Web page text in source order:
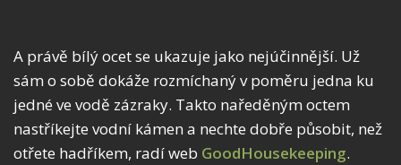
A právě bílý ocet se ukazuje jako nejúčinnější. Už
sám o sobě dokáže rozmíchaný v poměru jedna ku
jedné ve vodě zázraky. Takto naředěným octem
nastříkejte vodní kámen a nechte dobře působit, než
otřete hadříkem, radí web GoodHousekeeping.